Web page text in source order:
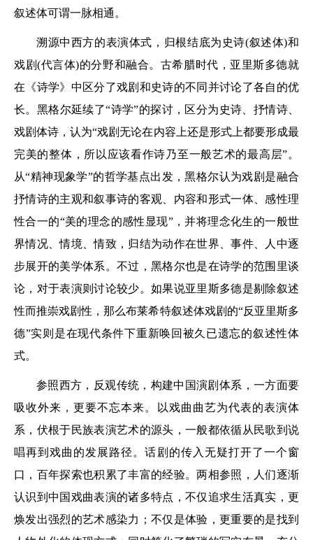
叙述体可谓一脉相通。
溯源中西方的表演体式，归根结底为史诗(叙述体)和
戏剧(代言体)的分野和融合。古希腊时代，亚里斯多德就
在《诗学》中区分了戏剧和史诗的不同并讨论了各自的优
长。黑格尔延续了“诗学”的探讨，区分为史诗、抒情诗、
戏剧体诗，认为“戏剧无论在内容上还是形式上都要形成最
完美的整体，所以应该看作诗乃至一般艺术的最高层”。
从“精神现象学”的哲学基点出发，黑格尔认为戏剧是融合
抒情诗的主观和叙事诗的客观、内容和形式一体、感性理
性合一的“美的理念的感性显现”，并将理念化生的一般世
界情况、情境、情致，归结为动作在世界、事件、人中逐
步展开的美学体系。不过，黑格尔也是在诗学的范围里谈
论，对于表演则讨论较少。如果说亚里斯多德是剔除叙述
性而推崇戏剧性，那么布莱希特叙述体戏剧的“反亚里斯多
德”实则是在现代条件下重新唤回被久已遗忘的叙述性体
式。
参照西方，反观传统，构建中国演剧体系，一方面要
吸收外来，更要不忘本来。以戏曲曲艺为代表的表演体
系，伏根于民族表演艺术的源头，一般都依循从民歌到说
唱再到戏曲的发展路径。话剧的传入无疑打开了一个窗
口，百年探索也积累了丰富的经验。两相参照，人们逐渐
认识到中国戏曲表演的诸多特点，不仅追求生活真实，更
焕发出强烈的艺术感染力；不仅是体验，更重要的是找到